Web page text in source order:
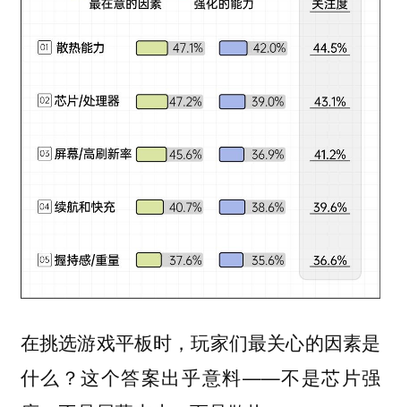
在挑选游戏平板时，玩家们最关心的因素是
什么？这个答案出乎意料——不是芯片强